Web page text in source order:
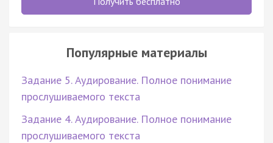
Популярные материалы
Задание 5. Аудирование. Полное понимание
прослушиваемого текста
Задание 4. Аудирование. Полное понимание
прослушиваемого текста